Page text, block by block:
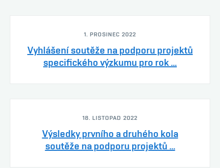
1. PROSINEC 2022
Vyhlášení soutěže na podporu projektů
specifického výzkumu pro rok ...
18. LISTOPAD 2022
Výsledky prvního a druhého kola
soutěže na podporu projektů ...